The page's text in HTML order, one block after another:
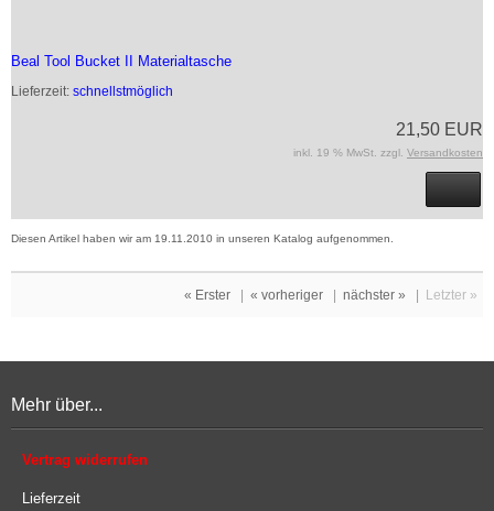
Beal Tool Bucket II Materialtasche
Lieferzeit: schnellstmöglich
21,50 EUR
inkl. 19 % MwSt. zzgl. Versandkosten
Diesen Artikel haben wir am 19.11.2010 in unseren Katalog aufgenommen.
« Erster « vorheriger nächster » Letzter »
Mehr über...
Vertrag widerrufen
Lieferzeit